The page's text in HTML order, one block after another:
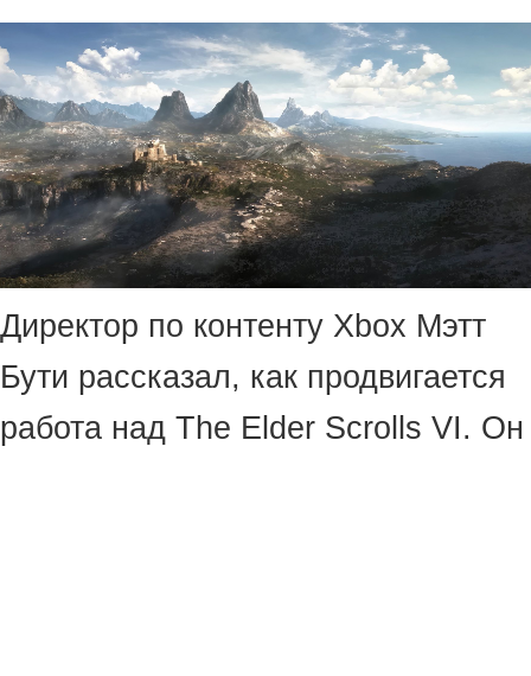
Директор по контенту Xbox Мэтт
Бути рассказал, как продвигается
работа над The Elder Scrolls VI. Он